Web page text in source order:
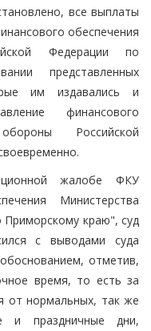
все выплаты
обеспечения
Федерации по
представленных
им издавались и
финансового
Российской
жалобе ФКУ
Министерства
краю", суд
с выводами суда
отметив,
время, то есть за
от нормальных, так же
праздничные дни,